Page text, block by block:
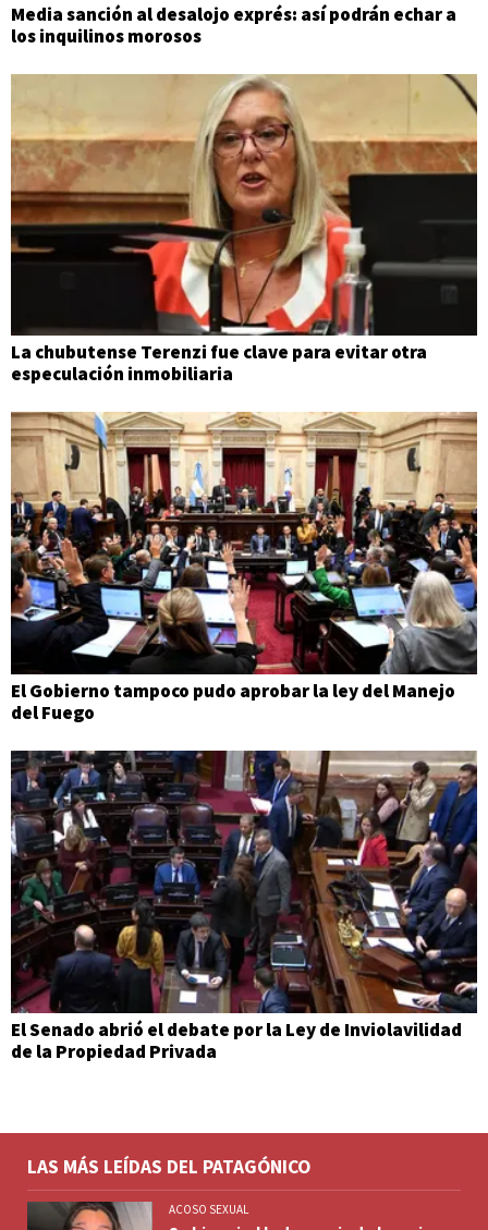
Media sanción al desalojo exprés: así podrán echar a
los inquilinos morosos
La chubutense Terenzi fue clave para evitar otra
especulación inmobiliaria
El Gobierno tampoco pudo aprobar la ley del Manejo
del Fuego
El Senado abrió el debate por la Ley de Inviolavilidad
de la Propiedad Privada
LAS MÁS LEÍDAS DEL PATAGÓNICO
ACOSO SEXUAL